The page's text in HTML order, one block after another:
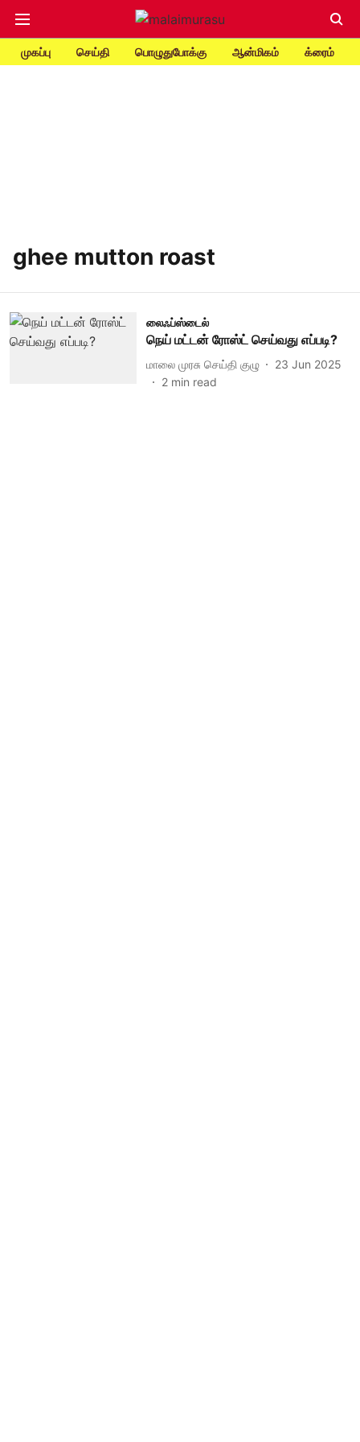
முகப்பு செய்தி பொழுதுபோக்கு ஆன்மிகம் க்ரைம்
ghee mutton roast
லைஃப்ஸ்டைல்
நெய் மட்டன் ரோஸ்ட் செய்வது எப்படி?
மாலை முரசு செய்தி குழு
23 Jun 2025
2 min read